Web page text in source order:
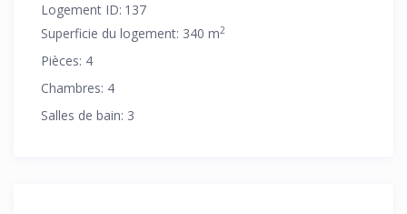
Logement ID: 137
Superficie du logement: 340 m2
Pièces: 4
Chambres: 4
Salles de bain: 3